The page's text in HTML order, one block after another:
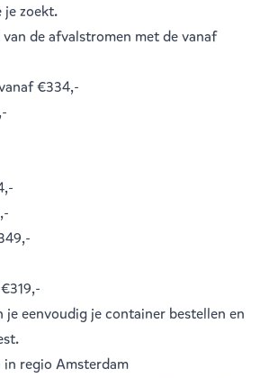
je zoekt.
de afvalstromen met de vanaf
€334,-
je eenvoudig jecontainer bestellen en
regio Amsterdam